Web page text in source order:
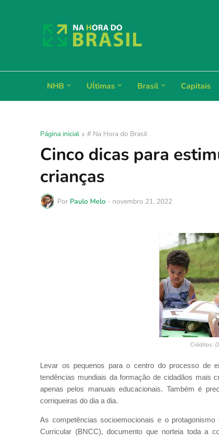
NHB Uĺtimas Brasil Capitais
Página inicial # Na Hora do Brasil
Cinco dicas para
crianças
Por Paulo Melo - novembro 21, 2022
Créditos:
Levar os pequenos para o centro do processo
tendências mundiais da formação de cidadãos mais
apenas pelos manuais educacionais. Também é
corriqueiras do dia a dia.
As competências socioemocionais e o
Curricular (BNCC), documento que norteia toda a